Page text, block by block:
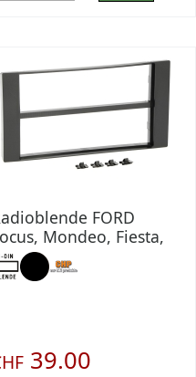
FORD
Mondeo, Fiesta,
Transit ab 04
schwarz
39.00